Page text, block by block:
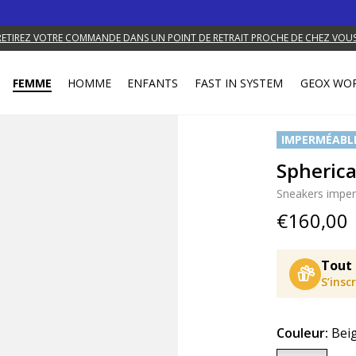
VOTRE COMMANDE DANS UN POINT DE RETRAIT PROCHE DE CHEZ
FEMME HOMME ENFANTS FAST IN SYSTEM GEOX
Sneakers
€160,00
Tout
Couleur: